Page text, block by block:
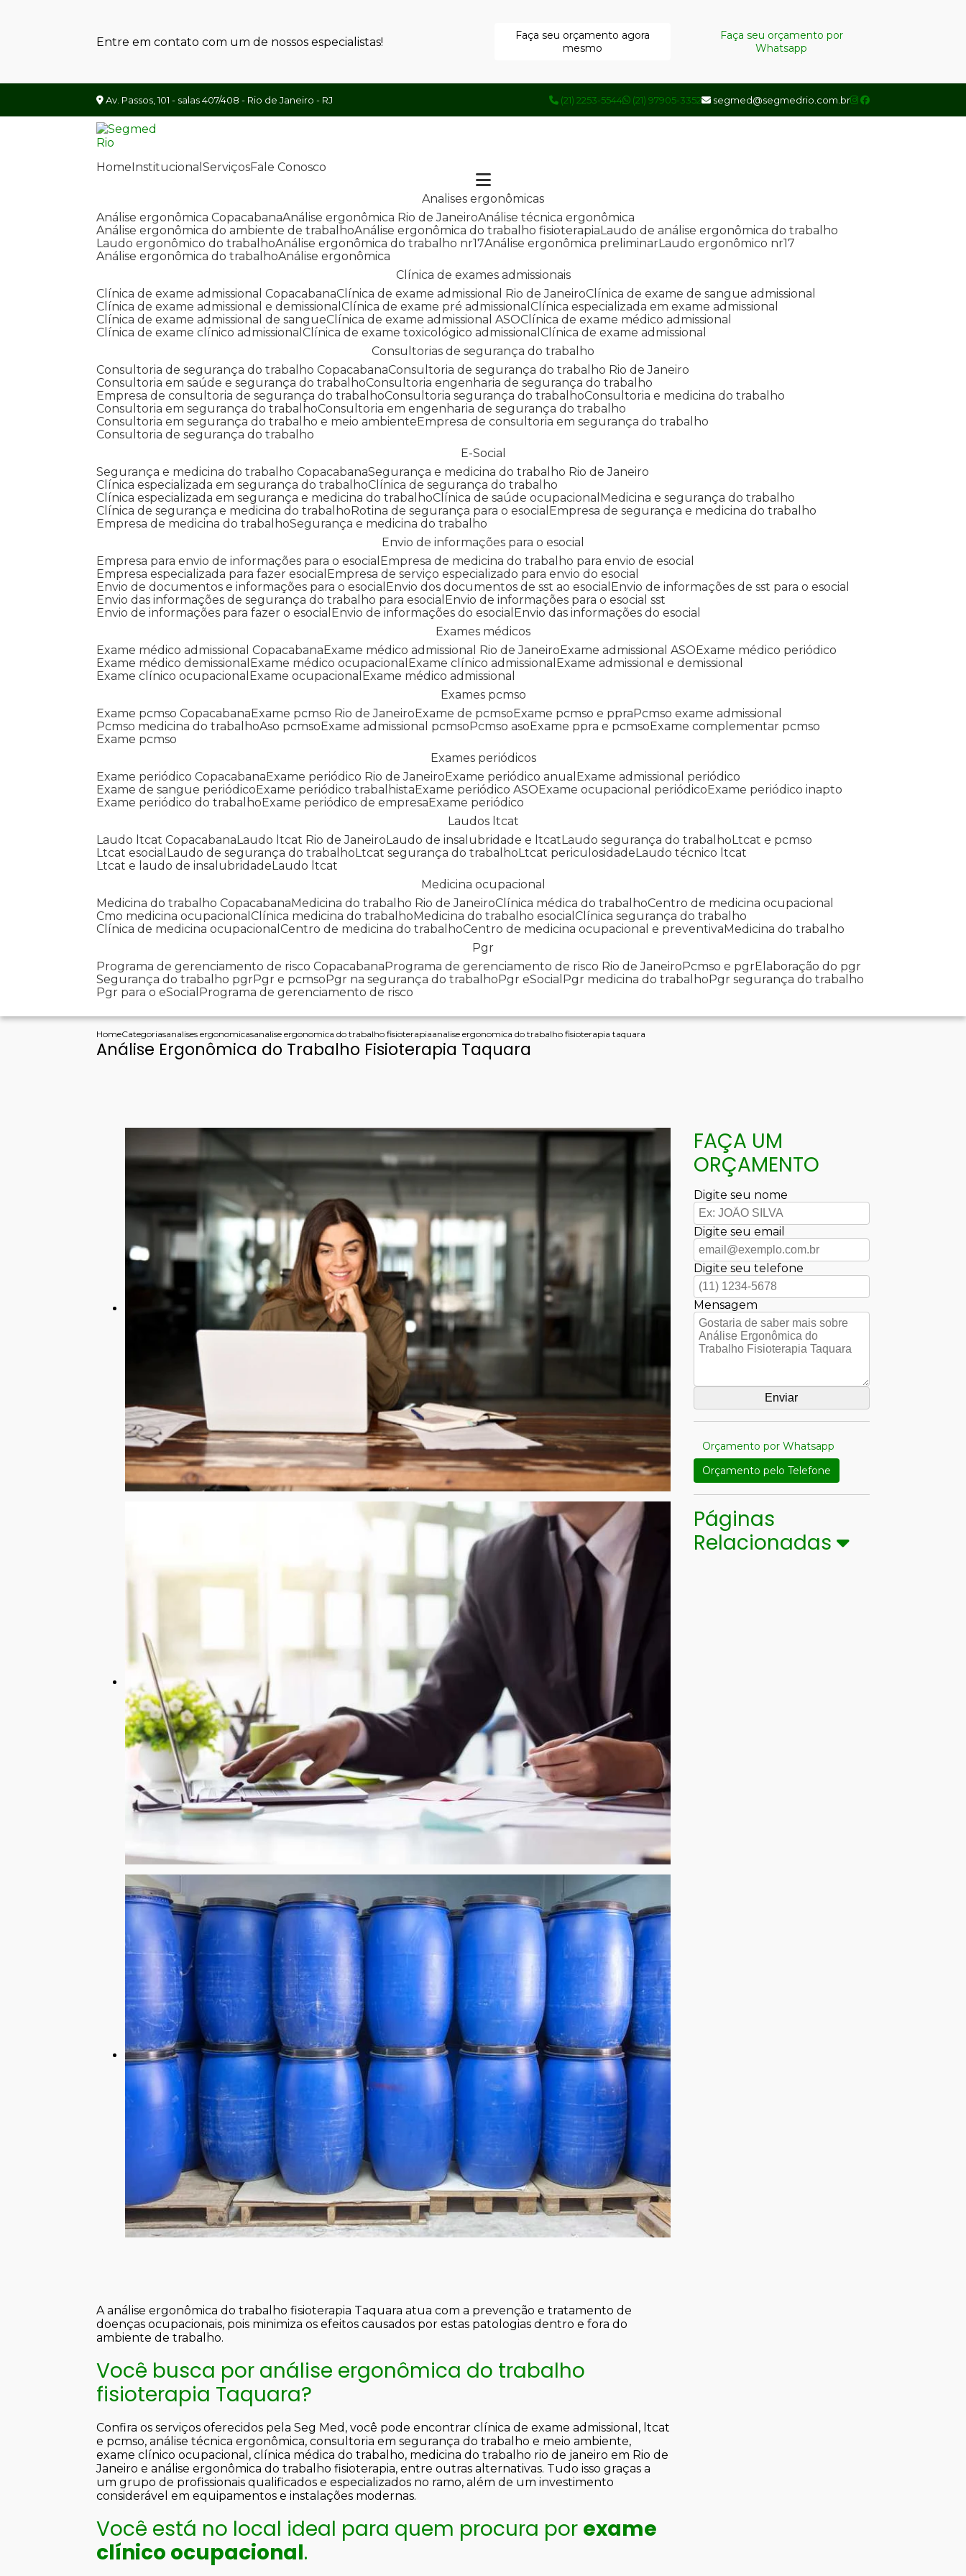
Entre em contato com um de nossos especialistas!
Faça seu orçamento agora
mesmo
Faça seu orçamento por
Whatsapp
Av. Passos, 101 - salas 407/408 - Rio de Janeiro - RJ (21) 2253-5544 (21) 97905-3352 segmed@segmedrio.com.br
Home Institucional Serviços Fale Conosco
Analises ergonômicas
Análise ergonômica Copacabana Análise ergonômica Rio de Janeiro Análise técnica ergonômica
Análise ergonômica do ambiente de trabalho Análise ergonômica do trabalho fisioterapia Laudo de análise ergonômica do trabalho
Laudo ergonômico do trabalho Análise ergonômica do trabalho nr17 Análise ergonômica preliminar Laudo ergonômico nr17
Análise ergonômica do trabalho Análise ergonômica
Clínica de exames admissionais
Clínica de exame admissional Copacabana
Clínica de exame admissional Rio de Janeiro
Clínica de exame de sangue admissional
Clínica de exame admissional e demissional
Clínica de exame pré admissional
Clínica especializada em exame admissional
Clínica de exame admissional de sangue
Clínica de exame admissional ASO
Clínica de exame médico admissional
Clínica de exame clínico admissional
Clínica de exame toxicológico admissional
Clínica de exame admissional
Consultorias de segurança do trabalho
Consultoria de segurança do trabalho Copacabana Consultoria de segurança do trabalho Rio de Janeiro
Consultoria em saúde e segurança do trabalho Consultoria engenharia de segurança do trabalho
Empresa de consultoria de segurança do trabalho Consultoria segurança do trabalho Consultoria e medicina do trabalho
Consultoria em segurança do trabalho Consultoria em engenharia de segurança do trabalho
Consultoria em segurança do trabalho e meio ambiente
Empresa de consultoria em segurança do trabalho
Consultoria de segurança do trabalho
E-Social
Segurança e medicina do trabalho Copacabana Segurança e medicina do trabalho Rio de Janeiro
Clínica especializada em segurança do trabalho
Clínica de segurança do trabalho
Clínica especializada em segurança e medicina do trabalho
Clínica de saúde ocupacional
Medicina e segurança do trabalho
Clínica de segurança e medicina do trabalho
Rotina de segurança para o esocial
Empresa de segurança e medicina do trabalho
Empresa de medicina do trabalho Segurança e medicina do trabalho
Envio de informações para o esocial
Empresa para envio de informações para o esocial
Empresa de medicina do trabalho para envio de esocial
Empresa especializada para fazer esocial
Empresa de serviço especializado para envio do esocial
Envio de documentos e informações para o esocial
Envio dos documentos de sst ao esocial
Envio de informações de sst para o esocial
Envio das informações de segurança do trabalho para esocial
Envio de informações para o esocial sst
Envio de informações para fazer o esocial
Envio de informações do esocial
Envio das informações do esocial
Exames médicos
Exame médico admissional Copacabana
Exame médico admissional Rio de Janeiro Exame admissional ASO
Exame médico periódico
Exame médico demissional
Exame médico ocupacional Exame clínico admissional
Exame admissional e demissional
Exame clínico ocupacional
Exame ocupacional
Exame médico admissional
Exames pcmso
Exame pcmso Copacabana
Exame pcmso Rio de Janeiro Exame de pcmso Exame pcmso e ppra
Pcmso exame admissional
Pcmso medicina do trabalho Aso pcmso Exame admissional pcmso Pcmso aso Exame ppra e pcmso
Exame complementar pcmso
Exame pcmso
Exames periódicos
Exame periódico Copacabana
Exame periódico Rio de Janeiro Exame periódico anual
Exame admissional periódico
Exame de sangue periódico
Exame periódico trabalhista Exame periódico ASO Exame ocupacional periódico
Exame periódico inapto
Exame periódico do trabalho
Exame periódico de empresa
Exame periódico
Laudos ltcat
Laudo ltcat Copacabana Laudo ltcat Rio de Janeiro Laudo de insalubridade e ltcat Laudo segurança do trabalho Ltcat e pcmso
Ltcat esocial
Laudo de segurança do trabalho Ltcat segurança do trabalho Ltcat periculosidade Laudo técnico ltcat
Ltcat e laudo de insalubridade Laudo ltcat
Medicina ocupacional
Medicina do trabalho Copacabana
Medicina do trabalho Rio de Janeiro Clínica médica do trabalho Centro de medicina ocupacional
Cmo medicina ocupacional
Clínica medicina do trabalho Medicina do trabalho esocial
Clínica segurança do trabalho
Clínica de medicina ocupacional Centro de medicina do trabalho Centro de medicina ocupacional e preventiva
Medicina do trabalho
Pgr
Programa de gerenciamento de risco Copacabana
Programa de gerenciamento de risco Rio de Janeiro Pcmso e pgr
Elaboração do pgr
Segurança do trabalho pgr
Pgr e pcmso Pgr na segurança do trabalho Pgr eSocial Pgr medicina do trabalho
Pgr segurança do trabalho
Pgr para o eSocial
Programa de gerenciamento de risco
HomeCategoriasanalises ergonomicasanalise ergonomica do trabalho fisioterapiaanalise ergonomica do trabalho fisioterapia taquara
Análise Ergonômica do Trabalho Fisioterapia Taquara
A análise ergonômica do trabalho fisioterapia Taquara atua com a prevenção e tratamento de
doenças ocupacionais, pois minimiza os efeitos causados por estas patologias dentro e fora do
ambiente de trabalho.
Você busca por análise ergonômica do trabalho
fisioterapia Taquara?
Confira os serviços oferecidos pela Seg Med, você pode encontrar clínica de exame admissional, ltcat
e pcmso, análise técnica ergonômica, consultoria em segurança do trabalho e meio ambiente,
exame clínico ocupacional, clínica médica do trabalho, medicina do trabalho rio de janeiro em Rio de
Janeiro e análise ergonômica do trabalho fisioterapia, entre outras alternativas. Tudo isso graças a
um grupo de profissionais qualificados e especializados no ramo, além de um investimento
considerável em equipamentos e instalações modernas.
Você está no local ideal para quem procura por exame
clínico ocupacional.
FAÇA UM
ORÇAMENTO
Digite seu nome
Digite seu email
Digite seu telefone
Mensagem
Orçamento por Whatsapp
Orçamento pelo Telefone
Páginas
Relacionadas